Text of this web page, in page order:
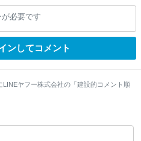
必要です
ンしてコメント
ヤフー株式会社の「建設的コメント順